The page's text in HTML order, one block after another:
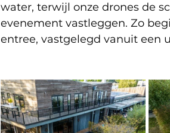
water, terwijl onze drones de
evenement vastleggen. Zo
entree, vastgelegd vanuit een